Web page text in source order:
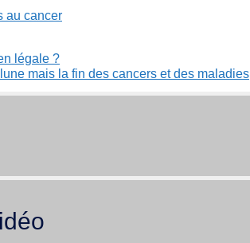
au cancer
légale ?
mais la fin des cancers et des maladies